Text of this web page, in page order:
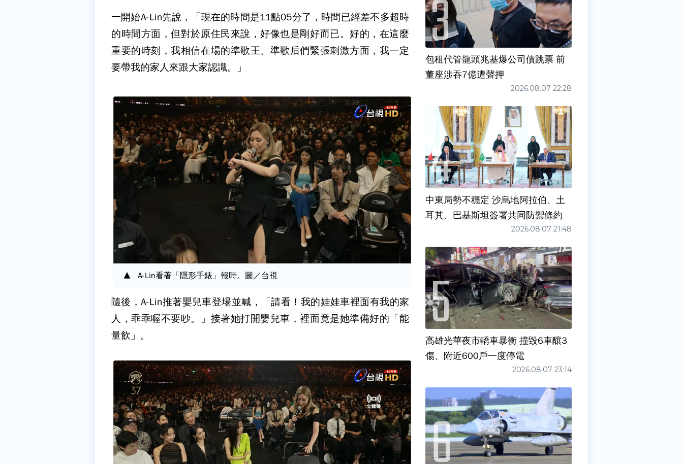
一開始A-Lin先說，「現在的時間是11點05分了，時間已經差不多超時
的時間方面，但對於原住民來說，好像也是剛好而已。好的，在這麼
重要的時刻，我相信在場的準歌王、準歌后們緊張刺激方面，我一定
要帶我的家人來跟大家認識。」
A-Lin看著「隱形手錶」報時。圖／台視
隨後，A-Lin推著嬰兒車登場並喊，「請看！我的娃娃車裡面有我的家
人，乖乖喔不要吵。」接著她打開嬰兒車，裡面竟是她準備好的「能
量飲」。
包租代管龍頭兆基爆公司債跳票 前
董座涉吞7億遭聲押
2026.08.07 22:28
中東局勢不穩定 沙烏地阿拉伯、土
耳其、巴基斯坦簽署共同防禦條約
2026.08.07 21:48
高雄光華夜市轎車暴衝 撞毀6車釀3
傷、附近600戶一度停電
2026.08.07 23:14